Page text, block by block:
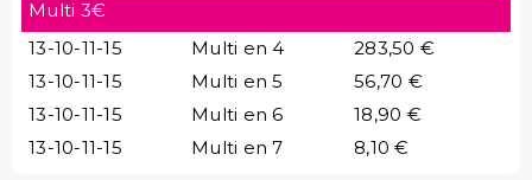
Multi 3€
13-10-11-15
Multi en 4
283,50 €
13-10-11-15
Multi en 5
56,70 €
13-10-11-15
Multi en 6
18,90 €
13-10-11-15
Multi en 7 8,10 €